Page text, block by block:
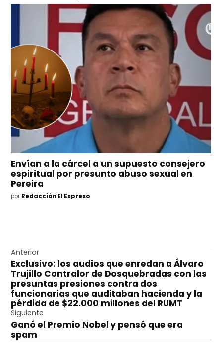
Envían a la cárcel a un supuesto consejero
espiritual por presunto abuso sexual en
Pereira
por Redacción El Expreso
Navegación
de
entradas
Anterior
Exclusivo: los audios que enredan a Álvaro
Trujillo Contralor de Dosquebradas con las
presuntas presiones contra dos
funcionarias que auditaban hacienda y la
pérdida de $22.000 millones del RUMT
Siguiente
Ganó el Premio Nobel y pensó que era
spam